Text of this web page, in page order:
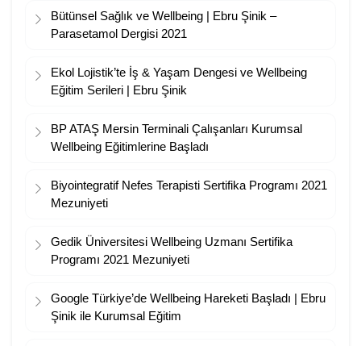
Bütünsel Sağlık ve Wellbeing | Ebru Şinik –
Parasetamol Dergisi 2021
Ekol Lojistik’te İş & Yaşam Dengesi ve Wellbeing
Eğitim Serileri | Ebru Şinik
BP ATAŞ Mersin Terminali Çalışanları Kurumsal
Wellbeing Eğitimlerine Başladı
Biyointegratif Nefes Terapisti Sertifika Programı 2021
Mezuniyeti
Gedik Üniversitesi Wellbeing Uzmanı Sertifika
Programı 2021 Mezuniyeti
Google Türkiye’de Wellbeing Hareketi Başladı | Ebru
Şinik ile Kurumsal Eğitim